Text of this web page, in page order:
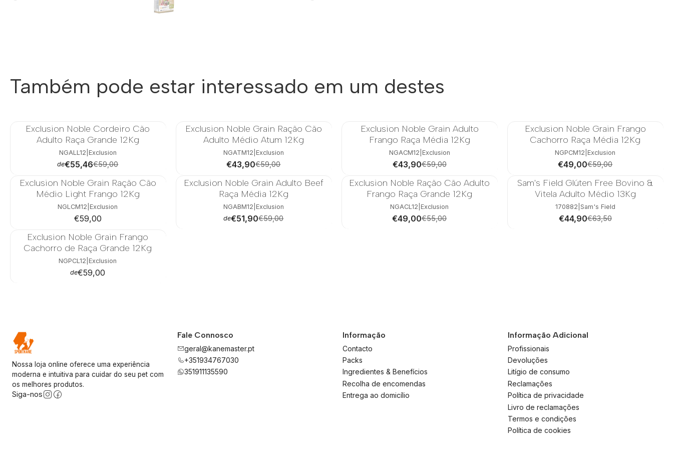
Também pode estar interessado em um destes
-6%Exclusion Noble Cordeiro Cão
Adulto Raça Grande 12Kg
NGALL12 Exclusion
de€55,46€59,00
-26%
Exclusion Noble Grain Ração Cão
Adulto Médio Atum 12Kg
NGATM12 Exclusion
€43,90€59,00
-26%Exclusion Noble Grain Adulto
Frango Raça Média 12Kg
NGACM12 Exclusion
€43,90€59,00
-17%Exclusion Noble Grain Frango
Cachorro Raça Média 12Kg
NGPCM12 |Exclusion
€49,00€59,00
Exclusion Noble Grain Ração Cão
Médio Light Frango 12Kg
NGLCM12 |Exclusion
€59,00
-12%
Exclusion Noble Grain Adulto Beef
Raça Média 12Kg
NGABM12 Exclusion
de€51,90€59,00
-11%
Exclusion Noble Ração Cão Adulto
Frango Raça Grande 12Kg
NGACL12 |Exclusion
€49,00€55,00
-29%
Sam's Field Glúten Free Bovino &
Vitela Adulto Médio 13Kg
170882 Sam's Field
€44,90€63,50
Exclusion Noble Grain Frango
Cachorro de Raça Grande 12Kg
NGPCL12 |Exclusion
de€59,00
Nossa loja online oferece uma experiência
moderna e intuitiva para cuidar do seu pet com
os melhores produtos.
Siga-nos
Fale Connosco
geral@kanemaster.pt
+351934767030
351911135590
Informação
Contacto
Packs
Ingredientes & Benefícios
Recolha de encomendas
Entrega ao domicílio
Informação Adicional
Profissionais
Devoluções
Litígio de consumo
Reclamações
Política de privacidade
Livro de reclamações
Termos e condições
Política de cookies